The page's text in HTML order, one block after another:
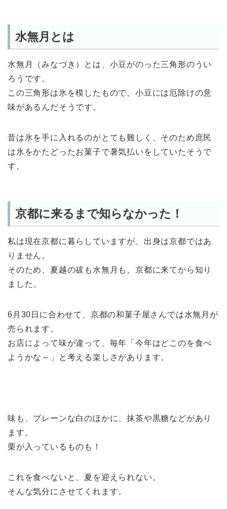
水無月とは
水無月（みなづき）とは、小豆がのった三角形のうい
ろうです。
この三角形は氷を模したもので、小豆には厄除けの意
味があるんだそうです。
昔は氷を手に入れるのがとても難しく、そのため庶民
は氷をかたどったお菓子で暑気払いをしていたそうで
す。
京都に来るまで知らなかった！
私は現在京都に暮らしていますが、出身は京都ではあ
りません。
そのため、夏越の祓も水無月も、京都に来てから知り
ました。
6月30日に合わせて、京都の和菓子屋さんでは水無月が
売られます。
お店によって味が違って、毎年「今年はどこのを食べ
ようかな～」と考える楽しさがあります。
味も、プレーンな白のほかに、抹茶や黒糖などがあり
ます。
栗が入っているものも！
これを食べないと、夏を迎えられない。
そんな気分にさせてくれます。